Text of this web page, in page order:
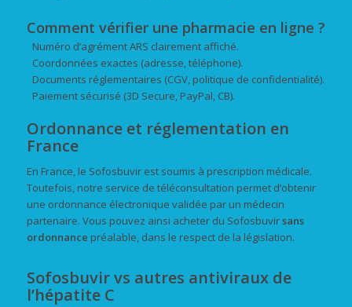
Comment vérifier une pharmacie en ligne ?
Numéro d’agrément ARS clairement affiché.
Coordonnées exactes (adresse, téléphone).
Documents réglementaires (CGV, politique de confidentialité).
Paiement sécurisé (3D Secure, PayPal, CB).
Ordonnance et réglementation en
France
En France, le Sofosbuvir est soumis à prescription médicale.
Toutefois, notre service de téléconsultation permet d’obtenir
une ordonnance électronique validée par un médecin
partenaire. Vous pouvez ainsi acheter du Sofosbuvirsans
ordonnance préalable, dans le respect de la législation.
Sofosbuvir vs autres antiviraux de
l’hépatite C